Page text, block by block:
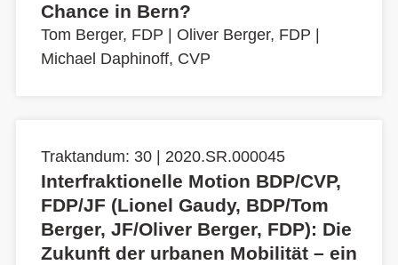
Chance in Bern?
Tom Berger, FDP Oliver Berger, FDP
Michael Daphinoff, CVP
Traktandum: 30 | 2020.SR.000045
Interfraktionelle Motion BDP/CVP,
FDP/JF (Lionel Gaudy, BDP/Tom
Berger, JF/Oliver Berger, FDP): Die
Zukunft der urbanen Mobilität – ein